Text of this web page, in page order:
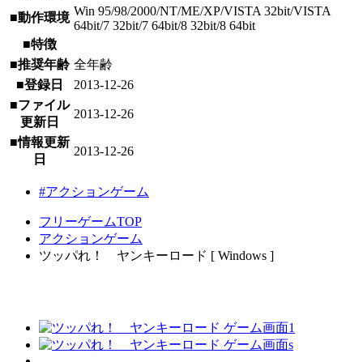
■動作環境 Win 95/98/2000/NT/ME/XP/VISTA 32bit/VISTA
64bit/7 32bit/7 64bit/8 32bit/8 64bit
■特徴
■推奨年齢 全年齢
■登録日
2013-12-26
■ファイル
更新日
2013-12-26
■情報更新
日
2013-12-26
#アクションゲーム
フリーゲームTOP
アクションゲーム
ツッパれ！ ヤンキーロード [ Windows ]